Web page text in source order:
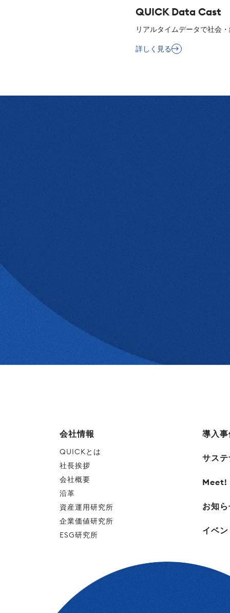
QUICK Data Cast
リアルタイムデータで社会
詳しく見る
会社情報
QUICKとは
社長挨拶
会社概要
沿革
資産運用研究所
企業価値研究所
ESG研究所
導入
サス
Meet!
お知
イベ